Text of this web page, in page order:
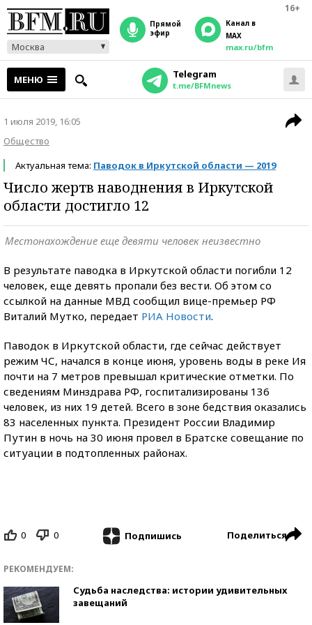
16+
Москва
прямой
эфир
Канал в
MAX
max.ru/bfm
МЕНЮ Telegram
t.me/BFMnews
1 июля 2019, 16:05
Общество
Актуальная тема: Паводок в Иркутской области — 2019
Число жертв наводнения в Иркутской
области достигло 12
Местонахождение еще девяти человек неизвестно
В результате паводка в Иркутской области погибли 12
человек, еще девять пропали без вести. Об этом со
ссылкой на данные МВД сообщил вице-премьер РФ
Виталий Мутко, передает РИА Новости.
Паводок в Иркутской области, где сейчас действует
режим ЧС, начался в конце июня, уровень воды в реке Ия
почти на 7 метров превышал критические отметки. По
сведениям Минздрава РФ, госпитализированы 136
человек, из них 19 детей. Всего в зоне бедствия оказались
83 населенных пункта. Президент России Владимир
Путин в ночь на 30 июня провел в Братске совещание по
ситуации в подтопленных районах.
0 0 Подпишись Поделиться
РЕКОМЕНДУЕМ:
Судьба наследства: истории удивительных
завещаний